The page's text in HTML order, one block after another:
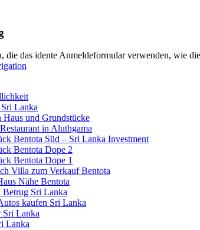
die das idente Anmeldeformular verwenden, wie
Lanka
Haus und Grundstücke
in Aluthgama
Bentota Süd – Sri Lanka Investment
Bentota Dope 2
Bentota Dope 1
Villa zum Verkauf Bentota
Nähe Bentota
Sri Lanka
kaufen Sri Lanka
Sri Lanka
Lanka